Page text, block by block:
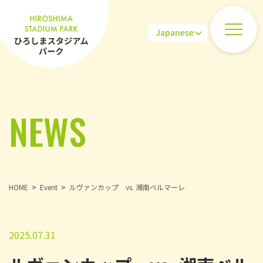
NEWS
HOME Event ルヴァンカップ vs. 湘南ベルマーレ
2025.07.31